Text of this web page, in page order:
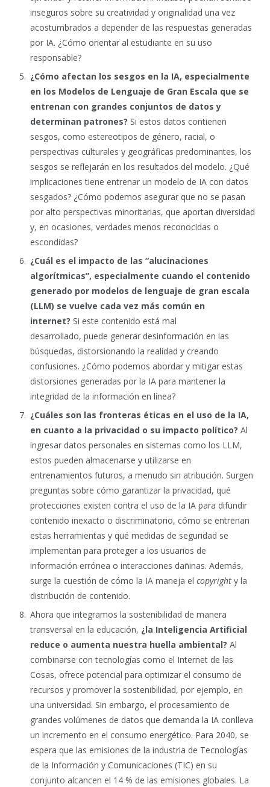
inseguros sobre su creatividad y originalidad una vez
acostumbrados a depender de las respuestas generadas
por IA. ¿Cómo orientar al estudiante en su uso
responsable?
¿Cómo afectan los sesgos en la IA, especialmente
en los Modelos de Lenguaje de Gran Escala que se
entrenan con grandes conjuntos de datos y
determinan patrones? Si estos datos contienen
sesgos, como estereotipos de género, racial, o
perspectivas culturales y geográficas predominantes, los
sesgos se reflejarán en los resultados del modelo. ¿Qué
implicaciones tiene entrenar un modelo de IA con datos
sesgados? ¿Cómo podemos asegurar que no se pasan
por alto perspectivas minoritarias, que aportan diversidad
y, en ocasiones, verdades menos reconocidas o
escondidas?
¿Cuál es el impacto de las “alucinaciones
algorítmicas”, especialmente cuando el contenido
generado por modelos de lenguaje de gran escala
(LLM) se vuelve cada vez más común en
internet? Si este contenido está mal
desarrollado, puede generar desinformación en las
búsquedas, distorsionando la realidad y creando
confusiones. ¿Cómo podemos abordar y mitigar estas
distorsiones generadas por la IA para mantener la
integridad de la información en línea?
¿Cuáles son las fronteras éticas en el uso de la IA,
en cuanto a la privacidad o su impacto político? Al
ingresar datos personales en sistemas como los LLM,
estos pueden almacenarse y utilizarse en
entrenamientos futuros, a menudo sin atribución. Surgen
preguntas sobre cómo garantizar la privacidad, qué
protecciones existen contra el uso de la IA para difundir
contenido inexacto o discriminatorio, cómo se entrenan
estas herramientas y qué medidas de seguridad se
implementan para proteger a los usuarios de
información errónea o interacciones dañinas. Además,
surge la cuestión de cómo la IA maneja el copyright y la
distribución de contenido.
Ahora que integramos la sostenibilidad de manera
transversal en la educación, ¿la Inteligencia Artificial
reduce o aumenta nuestra huella ambiental? Al
combinarse con tecnologías como el Internet de las
Cosas, ofrece potencial para optimizar el consumo de
recursos y promover la sostenibilidad, por ejemplo, en
una universidad. Sin embargo, el procesamiento de
grandes volúmenes de datos que demanda la IA conlleva
un incremento en el consumo energético. Para 2040, se
espera que las emisiones de la industria de Tecnologías
de la Información y Comunicaciones (TIC) en su
conjunto alcancen el 14 % de las emisiones globales. La